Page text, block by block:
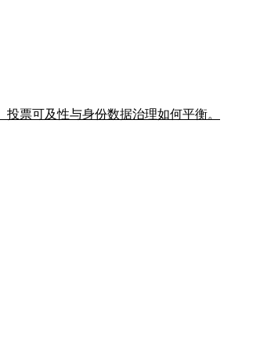
票可及性与身份数据治理如何平衡。